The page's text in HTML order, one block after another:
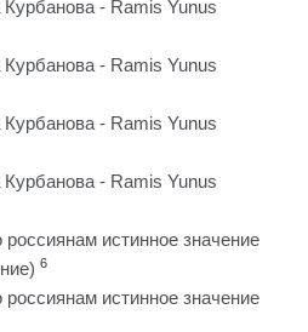
- Ramis Yunus
- Ramis Yunus
- Ramis Yunus
- Ramis Yunus
истинное значение
6
истинное значение